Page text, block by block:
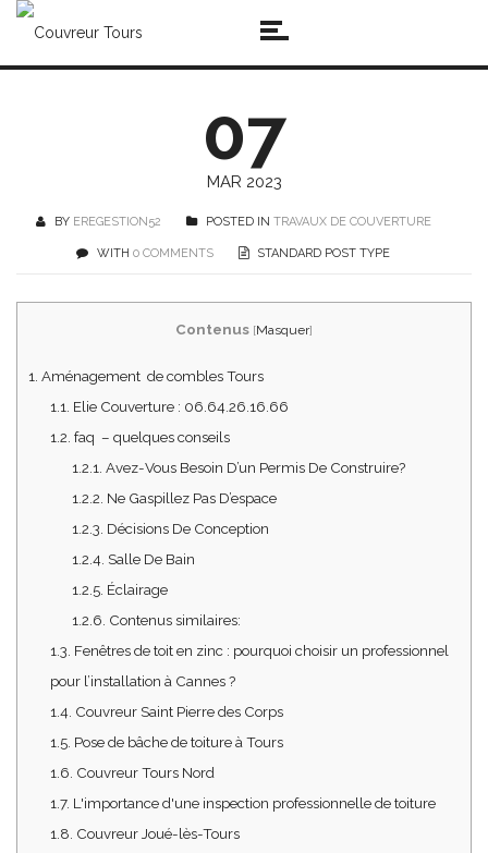
07
MAR 2023
BY EREGESTION52 POSTED IN TRAVAUX DE COUVERTURE
WITH 0 COMMENTS STANDARD POST TYPE
Contenus [Masquer]
1. Aménagement de combles Tours
1.1. Elie Couverture : 06.64.26.16.66
1.2. faq – quelques conseils
1.2.1. Avez-Vous Besoin D’un Permis De Construire?
1.2.2. Ne Gaspillez Pas D’espace
1.2.3. Décisions De Conception
1.2.4. Salle De Bain
1.2.5. Éclairage
1.2.6. Contenus similaires:
1.3. Fenêtres de toit en zinc : pourquoi choisir un professionnel
pour l’installation à Cannes ?
1.4. Couvreur Saint Pierre des Corps
1.5. Pose de bâche de toiture à Tours
1.6. Couvreur Tours Nord
1.7. L'importance d'une inspection professionnelle de toiture
1.8. Couvreur Joué-lès-Tours